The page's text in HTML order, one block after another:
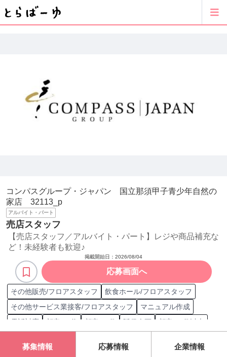
コンパスグループ・ジャパン 国立那須甲子青少年自然の
家店 32113_p
アルバイト・パート
売店スタッフ
【売店スタッフ／アルバイト・パート】レジや商品補充な
ど！未経験者も歓迎♪
掲載開始日： 2026/08/04
応募画面へ
その他販売/フロアスタッフ
飲食ホール/フロアスタッフ
その他サービス業接客/フロアスタッフ
マニュアル作成
電話対応
顧客 30代 顧客 50代 販促企画
顧客 70代以上
店舗設備管理
シフト管理
スタッフ採用
募集情報 応募情報 企業情報